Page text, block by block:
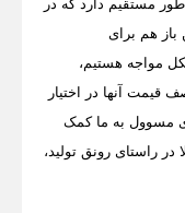
کارخانه ما ۲۵۰ نیرو به طور مستقیم دارد که در
باز هم برای
مواجه هستیم،
قیمت آنها در اختیار
مسوول به ما کمک
در راستای رونق تولید،